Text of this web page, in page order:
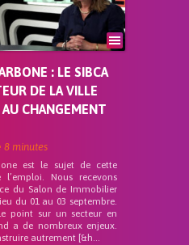
: LE SIBCA
DE LA VILLE
CHANGEMENT
8 minutes
est le sujet de cette
Nous recevons
du Salon de Immobilier
du 01 au 03 septembre.
point sur un secteur en
a de nombreux enjeux.
autrement [&h...